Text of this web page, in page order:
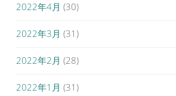
2022年4月 (30)
2022年3月 (31)
2022年2月 (28)
2022年1月 (31)